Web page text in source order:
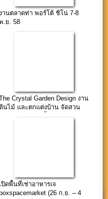
งานตลาดท่า พอร์โต้ ชิโน่ 7-8
.ย. 58
Crystal Garden Design งาน
ต้นไม้ และตกแต่งบ้าน จัดสวน
เปิดพื้นที่เช่าอาหารเจ
(26 ก.ย. – 4